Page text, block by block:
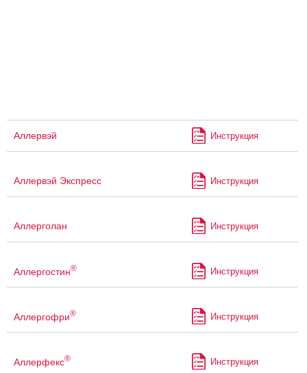
Аллервэй Инструкция
Аллервэй Экспресс Инструкция
Аллерголан Инструкция
Аллергостин® Инструкция
Аллергофри® Инструкция
Аллерфекс® Инструкция